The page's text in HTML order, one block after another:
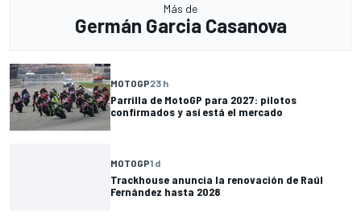
Más de
Germán Garcia Casanova
MOTOGP23 h
Parrilla de MotoGP para 2027: pilotos
confirmados y así está el mercado
MOTOGP1 d
Trackhouse anuncia la renovación de Raúl
Fernández hasta 2028